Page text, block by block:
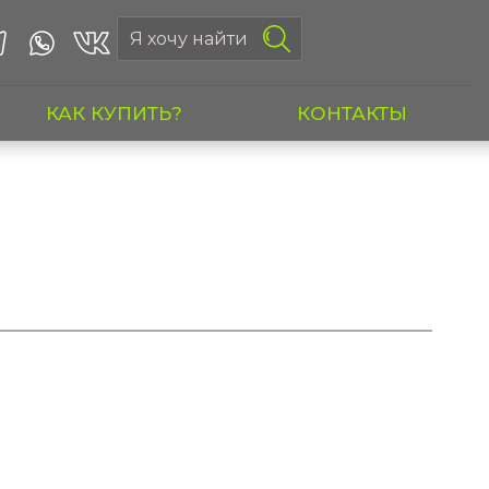
КАК КУПИТЬ? КОНТАКТЫ